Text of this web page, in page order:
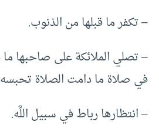
– تكفر ما قبلها من الذنوب.
– تصلي الملائكة على صاحبها
في صلاة ما دامت الصلاة
– انتظارها رباط في سبيل اللَّه.